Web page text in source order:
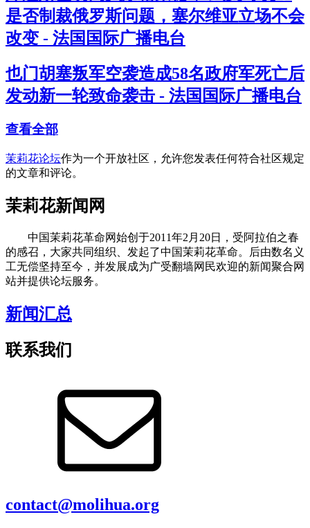
是否制裁俄罗斯问题，塞尔维亚立场不会
改变 - 法国国际广播电台
也门胡塞叛军空袭造成58名政府军死亡后
发动新一轮致命袭击 - 法国国际广播电台
查看全部
茉莉花论坛作为一个开放社区，允许您发表任何符合社区规定
的文章和评论。
茉莉花新闻网
中国茉莉花革命网始创于2011年2月20日，受阿拉伯之春
的感召，大家共同组织、发起了中国茉莉花革命。后由数名义
工无偿坚持至今，并发展成为广受翻墙网民欢迎的新闻聚合网
站并提供论坛服务。
新闻汇总
联系我们
contact@molihua.org